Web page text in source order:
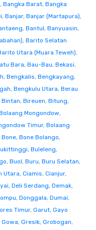
, Bangka Barat, Bangka
, Banjar, Banjar (Martapura),
, Bantul, Banyuasin,
, Barito Selatan
Utara (Muara Teweh),
Bara, Bau-Bau, Bekasi,
, Bengkalis, Bengkayang,
, Bengkulu Utara, Berau
Bintan, Bireuen, Bitung,
Mongondow,
Timur, Bolaang
Bone, Bone Bolango,
, Buleleng,
, Buol, Buru, Buru Selatan,
Utara, Ciamis, Cianjur,
, Deli Serdang, Demak,
, Donggala, Dumai,
Timur, Garut, Gayo
Gowa, Gresik, Grobogan,